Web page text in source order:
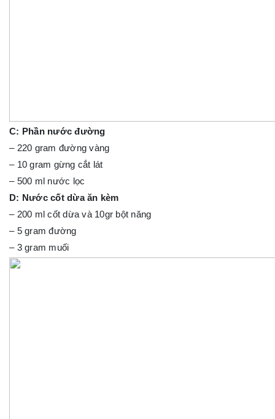
C: Phần nước đường
– 220 gram đường vàng
– 10 gram gừng cắt lát
– 500 ml nước lọc
D: Nước cốt dừa ăn kèm
– 200 ml cốt dừa và 10gr bột năng
– 5 gram đường
– 3 gram muối